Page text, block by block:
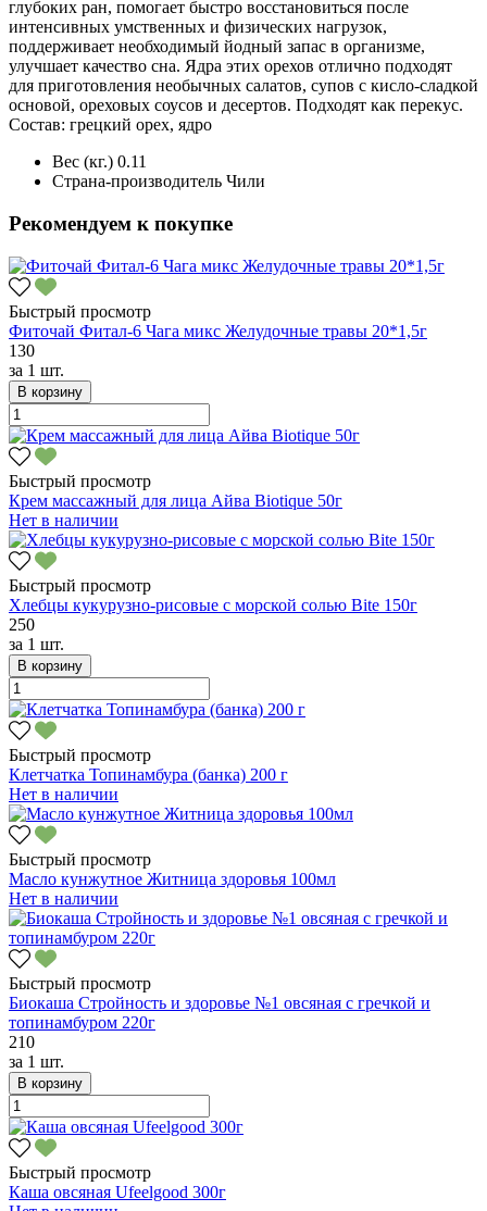
глубоких ран, помогает быстро восстановиться после
интенсивных умственных и физических нагрузок,
поддерживает необходимый йодный запас в организме,
улучшает качество сна. Ядра этих орехов отлично подходят
для приготовления необычных салатов, супов с кисло-сладкой
основой, ореховых соусов и десертов. Подходят как перекус.
Состав: грецкий орех, ядро
Вес (кг.) 0.11
Страна-производитель Чили
Рекомендуем к покупке
Быстрый просмотр
Фиточай Фитал-6 Чага микс Желудочные травы 20*1,5г
130
за 1 шт.
В корзину
Быстрый просмотр
Крем массажный для лица Айва Biotique 50г
Нет в наличии
Быстрый просмотр
Хлебцы кукурузно-рисовые с морской солью Bite 150г
250
за 1 шт.
В корзину
Быстрый просмотр
Клетчатка Топинамбура (банка) 200 г
Нет в наличии
Быстрый просмотр
Масло кунжутное Житница здоровья 100мл
Нет в наличии
Быстрый просмотр
Биокаша Стройность и здоровье №1 овсяная с гречкой и
топинамбуром 220г
210
за 1 шт.
В корзину
Быстрый просмотр
Каша овсяная Ufeelgood 300г